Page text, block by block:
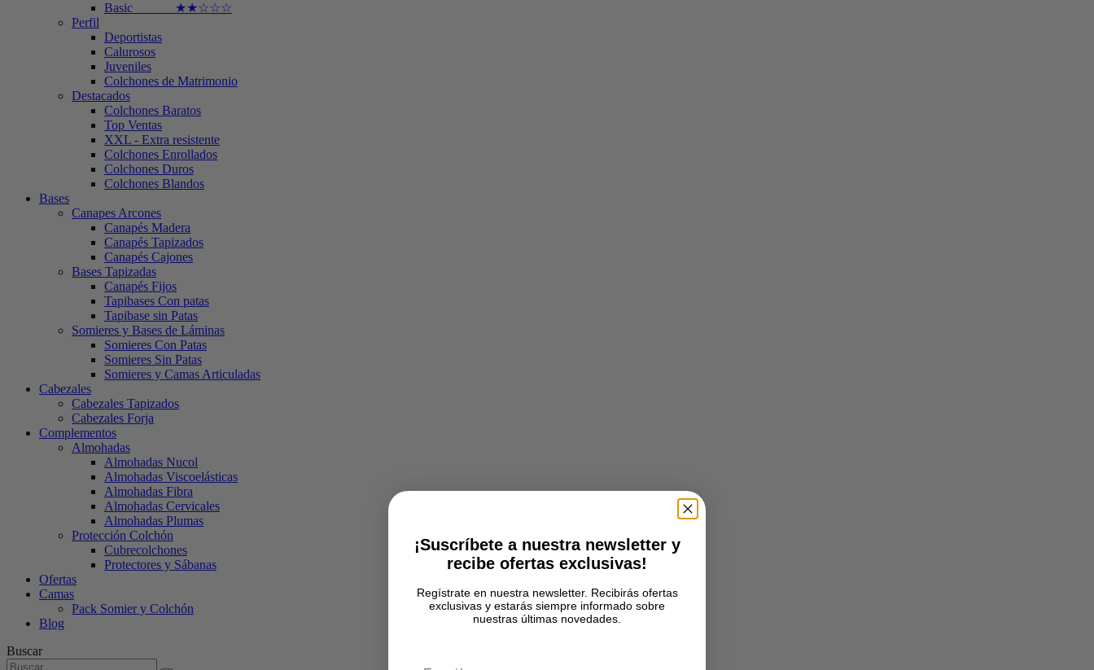
Basic ★★☆☆☆
Perfil
Deportistas
Calurosos
Juveniles
Colchones de Matrimonio
Destacados
Colchones Baratos
Top Ventas
XXL - Extra resistente
Colchones Enrollados
Colchones Duros
Colchones Blandos
Bases
Canapes Arcones
Canapés Madera
Canapés Tapizados
Canapés Cajones
Bases Tapizadas
Canapés Fijos
Tapibases Con patas
Tapibase sin Patas
Somieres y Bases de Láminas
Somieres Con Patas
Somieres Sin Patas
Somieres y Camas Articuladas
Cabezales
Cabezales Tapizados
Cabezales Forja
Complementos
Almohadas
Almohadas Nucol
Almohadas Viscoelásticas
Almohadas Fibra
Almohadas Cervicales
Almohadas Plumas
Protección Colchón
Cubrecolchones
Protectores y Sábanas
Ofertas
Camas
Pack Somier y Colchón
Blog
Buscar
¡Suscríbete a nuestra newsletter y
recibe ofertas exclusivas!
Regístrate en nuestra newsletter. Recibirás ofertas
exclusivas y estarás siempre informado sobre
nuestras últimas novedades.